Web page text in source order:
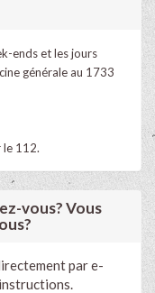
ends et les jours
générale au 1733
le 112.
vous? Vous
par e-